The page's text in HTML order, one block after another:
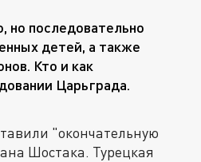
но последовательно
детей, а также
Кто и как
Царьграда.
"окончательную
Шостака. Турецкая